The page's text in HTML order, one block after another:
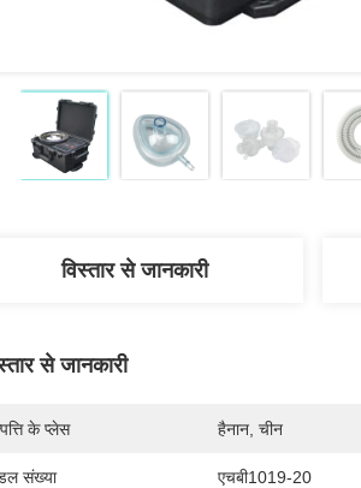
विस्तार से जानकारी
से जानकारी
के प्लेस हैनान, चीन
संख्या एचबी1019-20